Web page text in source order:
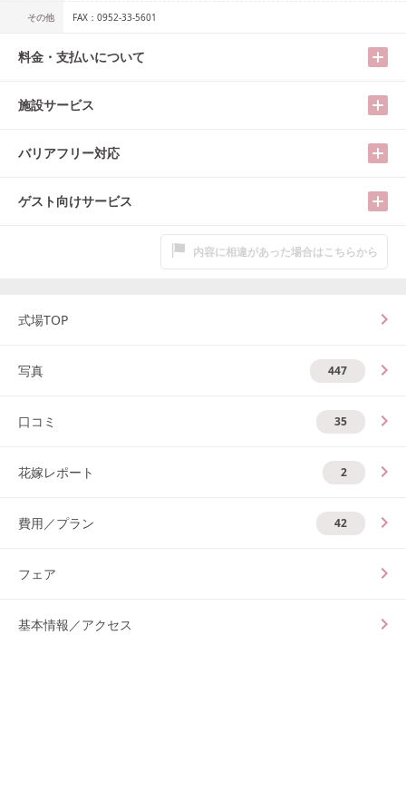
その他 FAX：0952-33-5601
料金・支払いについて
施設サービス
バリアフリー対応
ゲスト向けサービス
内容に相違があった場合はこちらから
式場TOP
写真 447
口コミ 35
花嫁レポート 2
費用／プラン 42
フェア
基本情報／アクセス